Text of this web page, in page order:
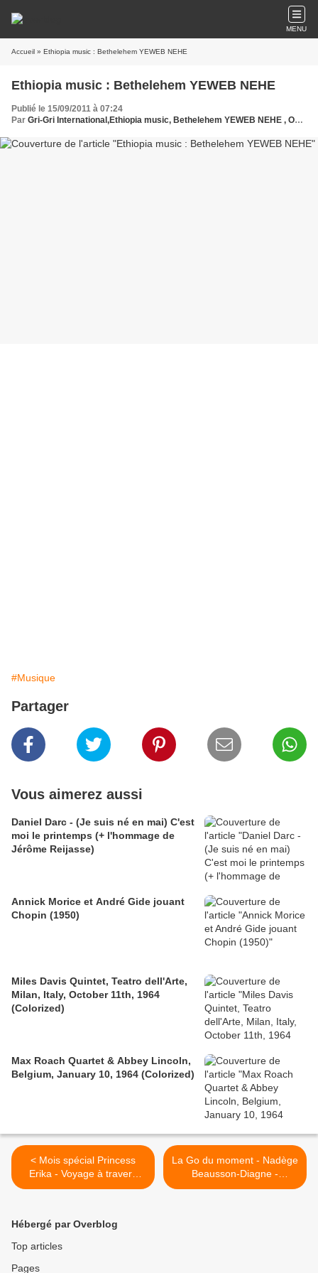
MENU
Accueil » Ethiopia music : Bethelehem YEWEB NEHE
Ethiopia music : Bethelehem YEWEB NEHE
Publié le 15/09/2011 à 07:24
Par Gri-Gri International,Ethiopia music, Bethelehem YEWEB NEHE , Oussou, Protche
#Musique
Partager
Vous aimerez aussi
Daniel Darc - (Je suis né en mai) C'est
moi le printemps (+ l'hommage de
Jérôme Reijasse)
Annick Morice et André Gide jouant
Chopin (1950)
Miles Davis Quintet, Teatro dell'Arte,
Milan, Italy, October 11th, 1964
(Colorized)
Max Roach Quartet & Abbey Lincoln,
Belgium, January 10, 1964 (Colorized)
< Mois spécial Princess
Erika - Voyage à travers
une carrière musicale
La Go du moment - Nadège
Beausson-Diagne -
Comédienne/chanteuse, en
Hébergé par Overblog
Top articles
Pages